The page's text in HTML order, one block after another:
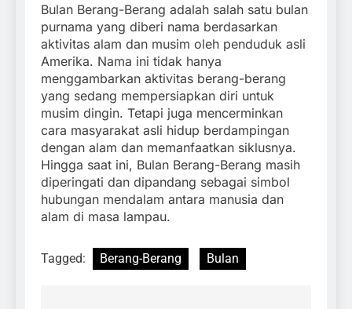
Bulan Berang-Berang adalah salah satu bulan
purnama yang diberi nama berdasarkan
aktivitas alam dan musim oleh penduduk asli
Amerika. Nama ini tidak hanya
menggambarkan aktivitas berang-berang
yang sedang mempersiapkan diri untuk
musim dingin. Tetapi juga mencerminkan
cara masyarakat asli hidup berdampingan
dengan alam dan memanfaatkan siklusnya.
Hingga saat ini, Bulan Berang-Berang masih
diperingati dan dipandang sebagai simbol
hubungan mendalam antara manusia dan
alam di masa lampau.
Tagged: Berang-Berang Bulan